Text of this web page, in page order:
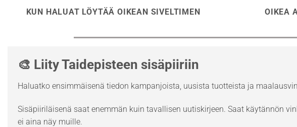
KUN HALUAT LÖYTÄÄ OIKEAN SIVELTIMEN OIKEA
🎨 Liity Taidepisteen sisäpiiriin
Haluatko ensimmäisenä tiedon kampanjoista, uusista tuotteista ja
Sisäpiiriläisenä saat enemmän kuin tavallisen uutiskirjeen. Saat käytännön
ei aina näy muille.